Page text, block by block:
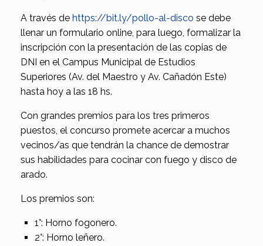
A través de https://bit.ly/pollo-al-disco se debe
llenar un formulario online, para luego, formalizar la
inscripción con la presentación de las copias de
DNI en el Campus Municipal de Estudios
Superiores (Av. del Maestro y Av. Cañadón Este)
hasta hoy a las 18 hs.
Con grandes premios para los tres primeros
puestos, el concurso promete acercar a muchos
vecinos/as que tendrán la chance de demostrar
sus habilidades para cocinar con fuego y disco de
arado.
Los premios son:
1°: Horno fogonero.
2°: Horno leñero.